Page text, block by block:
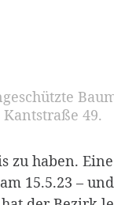
haben.
am 15.5.23 –